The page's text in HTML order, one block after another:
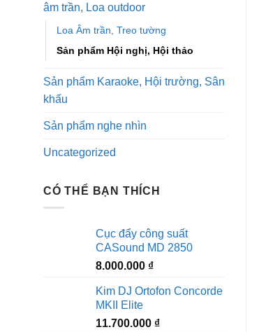
âm trần, Loa outdoor
Loa Âm trần, Treo tường
Sản phẩm Hội nghị, Hội thảo
Sản phẩm Karaoke, Hội trường, Sân
khấu
Sản phẩm nghe nhìn
Uncategorized
CÓ THỂ BẠN THÍCH
Cục đẩy công suất
CASound MD 2850
8.000.000 ₫
Kim DJ Ortofon Concorde
MKII Elite
11.700.000 ₫